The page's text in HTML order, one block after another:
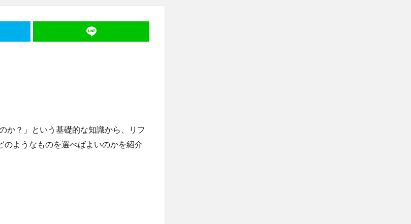
か？」という基礎的な知識から、リフ
ようなものを選べばよいのかを紹介